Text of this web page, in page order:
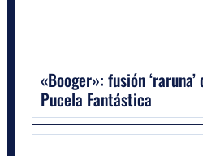
«Booger»: fusión
Pucela Fantástica